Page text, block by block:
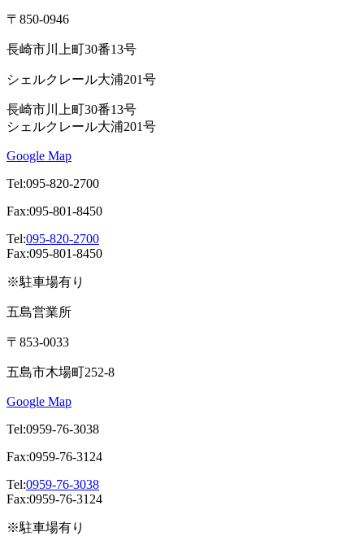
〒850-0946
長崎市川上町30番13号
シェルクレール大浦201号
長崎市川上町30番13号
シェルクレール大浦201号
Google Map
Tel:095-820-2700
Fax:095-801-8450
Tel:095-820-2700
Fax:095-801-8450
※駐車場有り
五島営業所
〒853-0033
五島市木場町252-8
Google Map
Tel:0959-76-3038
Fax:0959-76-3124
Tel:0959-76-3038
Fax:0959-76-3124
※駐車場有り